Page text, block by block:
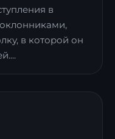
в
в которой он